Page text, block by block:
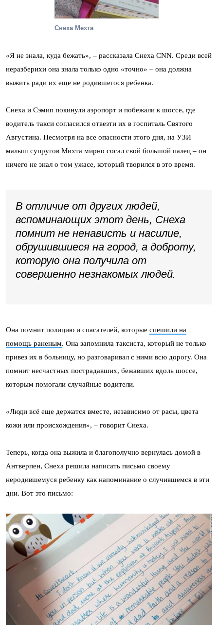
Снеха Мехта
«Я не знала, куда бежать», – рассказала Снеха CNN. Среди всей
неразберихи она знала только одно «точно» – она должна
выжить ради их еще не родившегося ребенка.
Снеха и Сэмип покинули аэропорт и побежали к шоссе, где
водитель такси согласился отвезти их в госпиталь Святого
Августина. Несмотря на все опасности этого дня, на УЗИ
малыш супругов Михта мирно сосал свой большой палец – он
ничего не знал о том ужасе, который творился в это время.
В отличие от других людей,
вспоминающих этот день, Снеха
помнит не ненависть и насилие,
обрушившиеся на город, а доброту,
которую она получила от
совершенно незнакомых людей.
Она помнит полицию и спасателей, которые спешили на
помощь раненым. Она запомнила таксиста, который не только
привез их в больницу, но разговаривал с ними всю дорогу. Она
помнит несчастных пострадавших, бежавших вдоль шоссе,
которым помогали случайные водители.
«Люди всё еще держатся вместе, независимо от расы, цвета
кожи или происхождения», – говорит Снеха.
Теперь, когда она выжила и благополучно вернулась домой в
Антверпен, Снеха решила написать письмо своему
неродившемуся ребенку как напоминание о случившемся в эти
дни. Вот это письмо: